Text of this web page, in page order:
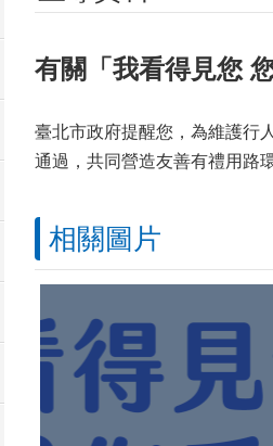
有關「我看得見您
臺北市政府提醒您，為維護行
通過，共同營造友善有禮用路環
相關圖片